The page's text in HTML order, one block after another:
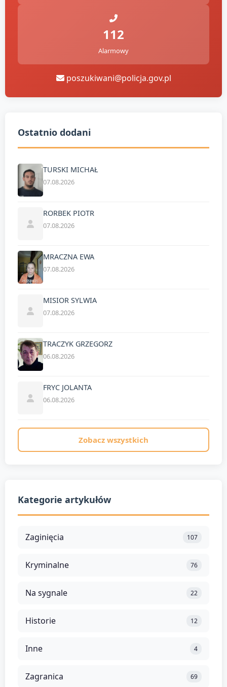
112
Alarmowy
poszukiwani@policja.gov.pl
Ostatnio dodani
TURSKI MICHAŁ
07.08.2026
RORBEK PIOTR
07.08.2026
MRACZNA EWA
07.08.2026
MISIOR SYLWIA
07.08.2026
TRACZYK GRZEGORZ
06.08.2026
FRYC JOLANTA
06.08.2026
Zobacz wszystkich
Kategorie artykułów
Zaginięcia 107
Kryminalne 76
Na sygnale 22
Historie 12
Inne 4
Zagranica 69